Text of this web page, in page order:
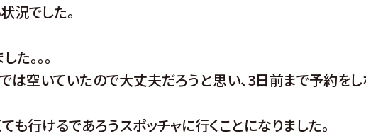
況でした。
。。。
空いていたので大丈夫だろうと思い、3日前まで予約を
も行けるであろうスポッチャに行くことになりました。